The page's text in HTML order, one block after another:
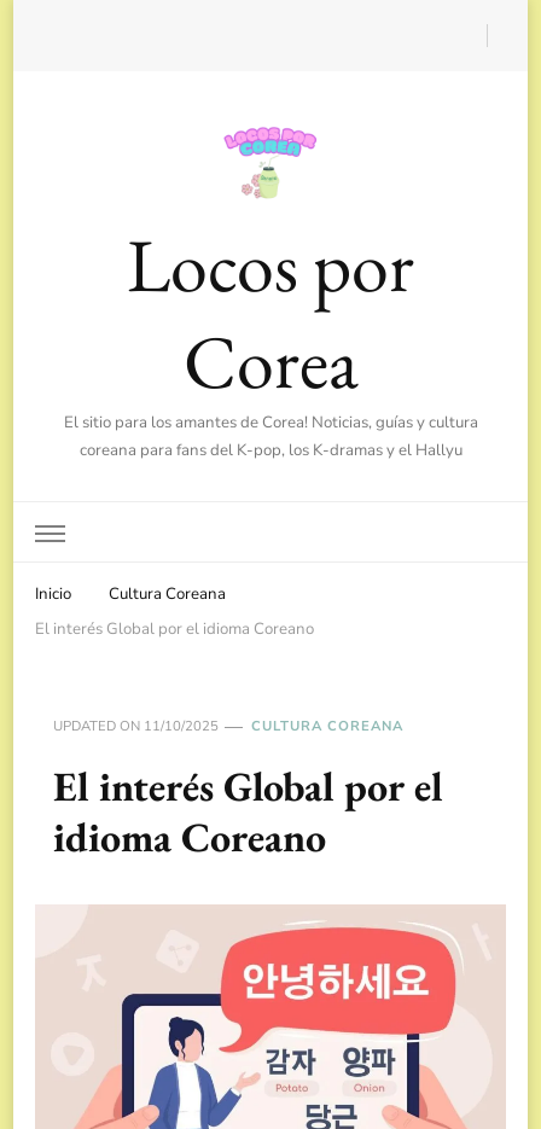
Locos por
Corea
El sitio para los amantes de Corea! Noticias, guías y cultura
coreana para fans del K-pop, los K-dramas y el Hallyu
Inicio
Cultura Coreana
El interés Global por el idioma Coreano
UPDATED ON 11/10/2025 CULTURA COREANA
El interés Global por el
idioma Coreano